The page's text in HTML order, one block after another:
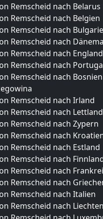
Remscheid nach Belarus
Remscheid nach Belgien
Remscheid nach
Remscheid nach
Remscheid nach England
Remscheid nach
Remscheid nach Bosnien
Remscheid nach Irland
Remscheid nach Lettland
Remscheid nach Zypern
Remscheid nach
Remscheid nach Estland
Remscheid nach
Remscheid nach
Remscheid nach
Remscheid nach Italien
Remscheid nach